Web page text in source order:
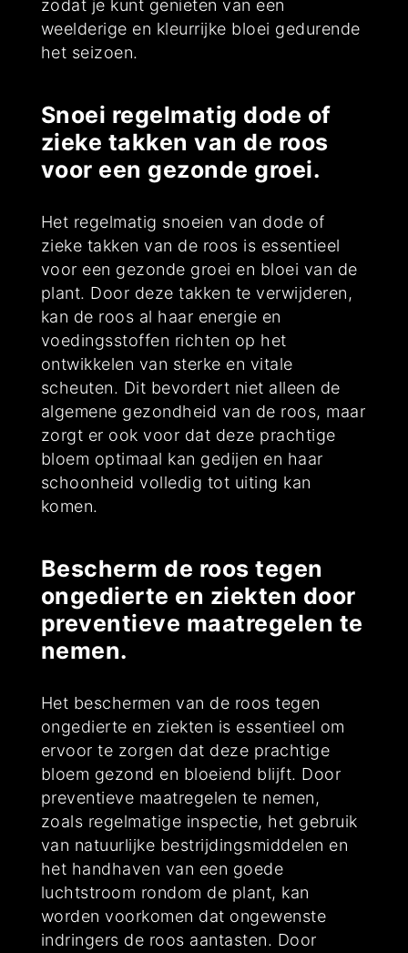
zodat je kunt genieten van een
weelderige en kleurrijke bloei gedurende
het seizoen.
Snoei regelmatig dode of
zieke takken van de roos
voor een gezonde groei.
Het regelmatig snoeien van dode of
zieke takken van de roos is essentieel
voor een gezonde groei en bloei van de
plant. Door deze takken te verwijderen,
kan de roos al haar energie en
voedingsstoffen richten op het
ontwikkelen van sterke en vitale
scheuten. Dit bevordert niet alleen de
algemene gezondheid van de roos, maar
zorgt er ook voor dat deze prachtige
bloem optimaal kan gedijen en haar
schoonheid volledig tot uiting kan
komen.
Bescherm de roos tegen
ongedierte en ziekten door
preventieve maatregelen te
nemen.
Het beschermen van de roos tegen
ongedierte en ziekten is essentieel om
ervoor te zorgen dat deze prachtige
bloem gezond en bloeiend blijft. Door
preventieve maatregelen te nemen,
zoals regelmatige inspectie, het gebruik
van natuurlijke bestrijdingsmiddelen en
het handhaven van een goede
luchtstroom rondom de plant, kan
worden voorkomen dat ongewenste
indringers de roos aantasten. Door